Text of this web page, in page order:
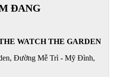
ĐANG
WATCH THE GARDEN
Đường Mễ Trì - Mỹ Đình,